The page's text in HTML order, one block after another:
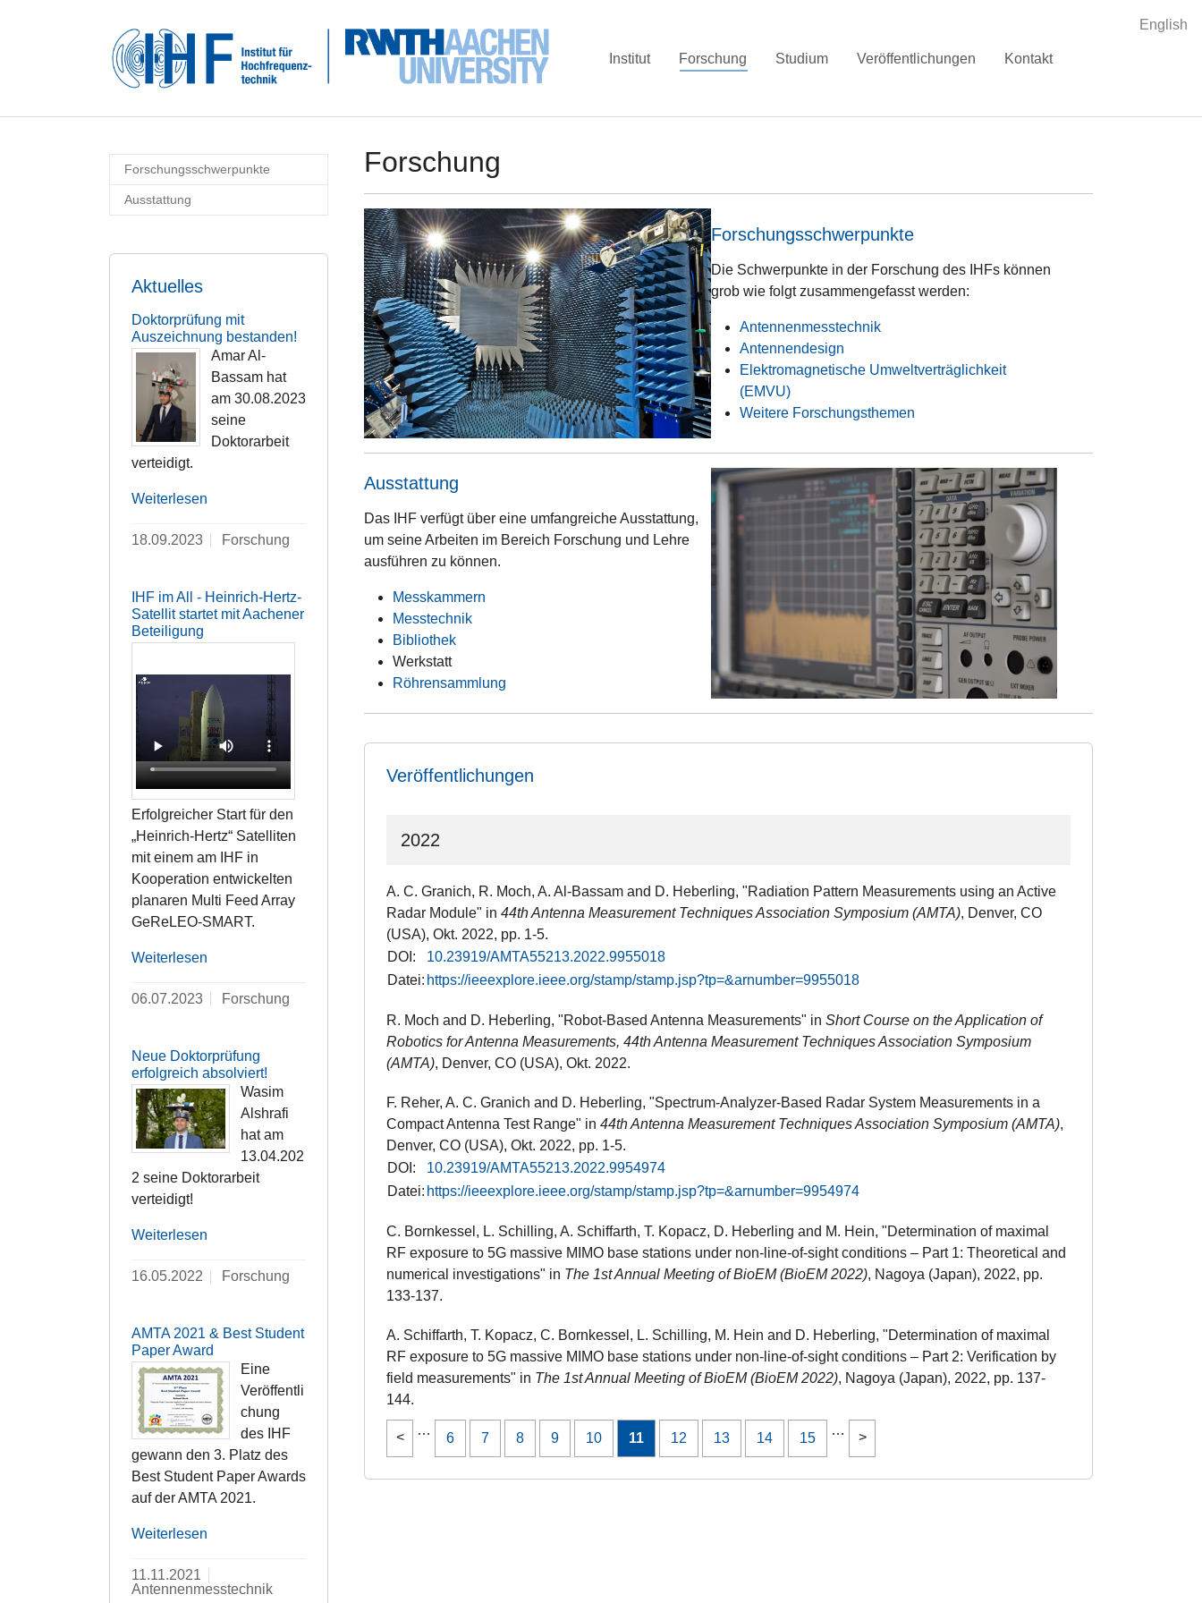
English
Institut Forschung (current)Studium Veröffentlichungen Kontakt
Forschungsschwerpunkte
Ausstattung
Aktuelles
Doktorprüfung mit
Auszeichnung bestanden!
Amar Al-
Bassam hat
am 30.08.2023
seine
Doktorarbeit
verteidigt.
Weiterlesen
18.09.2023 Forschung
IHF im All - Heinrich-Hertz-
Satellit startet mit Aachener
Beteiligung
Erfolgreicher Start für den
„Heinrich-Hertz“ Satelliten
mit einem am IHF in
Kooperation entwickelten
planaren Multi Feed Array
GeReLEO-SMART.
Weiterlesen
06.07.2023 Forschung
Neue Doktorprüfung
erfolgreich absolviert!
Wasim
Alshrafi
hat am
13.04.202
2 seine Doktorarbeit
verteidigt!
Weiterlesen
16.05.2022 Forschung
AMTA 2021 & Best Student
Paper Award
Eine
Veröffentli
chung
des IHF
gewann den 3. Platz des
Best Student Paper Awards
auf der AMTA 2021.
Weiterlesen
11.11.2021
Antennenmesstechnik
Forschung
Forschungsschwerpunkte
Die Schwerpunkte in der Forschung des IHFs können
grob wie folgt zusammengefasst werden:
Antennenmesstechnik
Antennendesign
Elektromagnetische Umweltverträglichkeit
(EMVU)
Weitere Forschungsthemen
Ausstattung
Das IHF verfügt über eine umfangreiche Ausstattung,
um seine Arbeiten im Bereich Forschung und Lehre
ausführen zu können.
Messkammern
Messtechnik
Bibliothek
Werkstatt
Röhrensammlung
Veröffentlichungen
2022
A. C. Granich, R. Moch, A. Al-Bassam and D. Heberling, "Radiation Pattern Measurements using an Active
Radar Module" in 44th Antenna Measurement Techniques Association Symposium (AMTA), Denver, CO
(USA), Okt. 2022, pp. 1-5.
DOI:
10.23919/AMTA55213.2022.9955018
Datei: https://ieeexplore.ieee.org/stamp/stamp.jsp?tp=&arnumber=9955018
R. Moch and D. Heberling, "Robot-Based Antenna Measurements" in Short Course on the Application of
Robotics for Antenna Measurements, 44th Antenna Measurement Techniques Association Symposium
(AMTA), Denver, CO (USA), Okt. 2022.
F. Reher, A. C. Granich and D. Heberling, "Spectrum-Analyzer-Based Radar System Measurements in a
Compact Antenna Test Range" in 44th Antenna Measurement Techniques Association Symposium (AMTA),
Denver, CO (USA), Okt. 2022, pp. 1-5.
DOI:
10.23919/AMTA55213.2022.9954974
Datei: https://ieeexplore.ieee.org/stamp/stamp.jsp?tp=&arnumber=9954974
C. Bornkessel, L. Schilling, A. Schiffarth, T. Kopacz, D. Heberling and M. Hein, "Determination of maximal
RF exposure to 5G massive MIMO base stations under non-line-of-sight conditions – Part 1: Theoretical and
numerical investigations" in The 1st Annual Meeting of BioEM (BioEM 2022), Nagoya (Japan), 2022, pp.
133-137.
A. Schiffarth, T. Kopacz, C. Bornkessel, L. Schilling, M. Hein and D. Heberling, "Determination of maximal
RF exposure to 5G massive MIMO base stations under non-line-of-sight conditions – Part 2: Verification by
field measurements" in The 1st Annual Meeting of BioEM (BioEM 2022), Nagoya (Japan), 2022, pp. 137-
144.
…
6 7 8 9 10 11 12 13 14 15
…